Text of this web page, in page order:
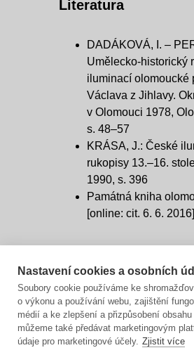
Literatura
DADÁKOVÁ, I. –
Umělecko-historický
iluminací olomoucké
Václava z Jihlavy.
v Olomouci 1978,
s. 48–57
KRÁSA, J.: České
rukopisy 13.–16.
1990, s. 396
Památná kniha
[online: cit. 6. 6.
Nastavení cookies a osobních
Soubory cookie používáme ke
o výkonu a používání webu, zajištění
médií a ke zlepšení a přizpůsobení
můžeme také předávat marketingovým
údaje pro marketingové účely. Zjistit více